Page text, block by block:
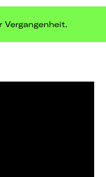
Vergangenheit.